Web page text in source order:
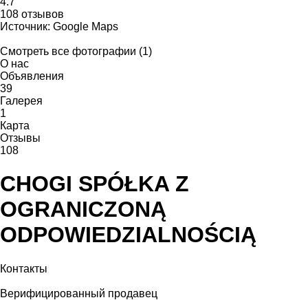
108 отзывов
Источник: Google Maps
Смотреть все фотографии (1)
О нас
Объявления
39
Галерея
1
Карта
Отзывы
108
CHOGI SPÓŁKA Z
OGRANICZONĄ
ODPOWIEDZIALNOŚCIĄ
Контакты
Верифицированный продавец